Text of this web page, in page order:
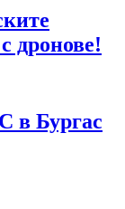
дронове!
в Бургас